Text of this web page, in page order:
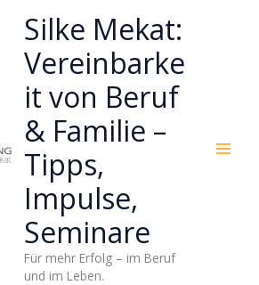
Silke Mekat:
Vereinbarke
it von Beruf
& Familie –
Tipps,
Impulse,
Seminare
Für mehr Erfolg – im Beruf
und im Leben.